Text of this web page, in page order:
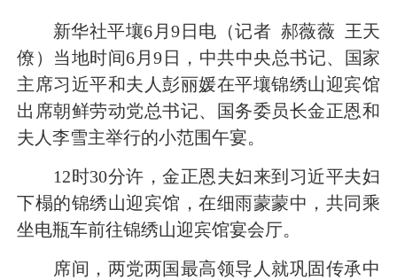
新华社平壤6月9日电（记者 郝薇薇 王天
僚）当地时间6月9日，中共中央总书记、国家
主席习近平和夫人彭丽媛在平壤锦绣山迎宾馆
出席朝鲜劳动党总书记、国务委员长金正恩和
夫人李雪主举行的小范围午宴。
12时30分许，金正恩夫妇来到习近平夫妇
下榻的锦绣山迎宾馆，在细雨蒙蒙中，共同乘
坐电瓶车前往锦绣山迎宾馆宴会厅。
席间，两党两国最高领导人就巩固传承中